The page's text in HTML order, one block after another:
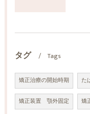
タグ Tags
矯正治療の開始時期 た
矯正装置 顎外固定 矯